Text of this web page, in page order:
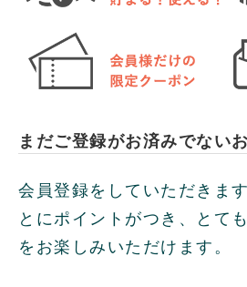
まだご登録がお済みでない
会員登録をしていただきま
とにポイントがつき、とて
をお楽しみいただけます。